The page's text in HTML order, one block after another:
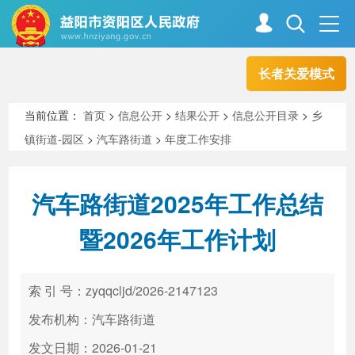
长者关爱模式
走进资阳
新闻中心 解读回应
政务服务
高效办成一件事
当前位置：首页 >信息公开 >结果公开 >信息公开目录 > 乡
镇街道-园区 >汽车路街道 >年度工作安排
汽车路街道2025年工作总结
暨2026年工作计划
索 引 号：zyqqcljd/2026-2147123
发布机构：汽车路街道
发文日期：2026-01-21